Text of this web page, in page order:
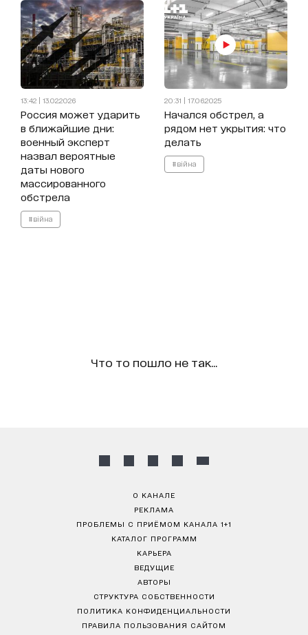
13:42 | 13.02.2026
Россия может ударить
в ближайшие дни:
военный эксперт
назвал вероятные
даты нового
массированного
обстрела
#війна
20:31 | 17.06.2025
Начался обстрел, а
рядом нет укрытия: что
делать
#війна
Что то пошло не так...
О КАНАЛЕ
РЕКЛАМА
ПРОБЛЕМЫ С ПРИЁМОМ КАНАЛА 1+1
КАТАЛОГ ПРОГРАММ
КАРЬЕРА
ВЕДУЩИЕ
АВТОРЫ
СТРУКТУРА СОБСТВЕННОСТИ
ПОЛИТИКА КОНФИДЕНЦИАЛЬНОСТИ
ПРАВИЛА ПОЛЬЗОВАНИЯ САЙТОМ